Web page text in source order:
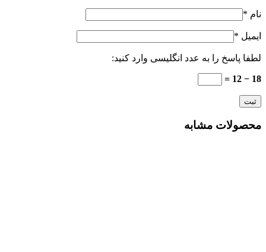
نام *
ایمیل *
لطفا پاسخ را به عدد انگلیسی وارد کنید:
18 − 12 =
محصولات مشابه